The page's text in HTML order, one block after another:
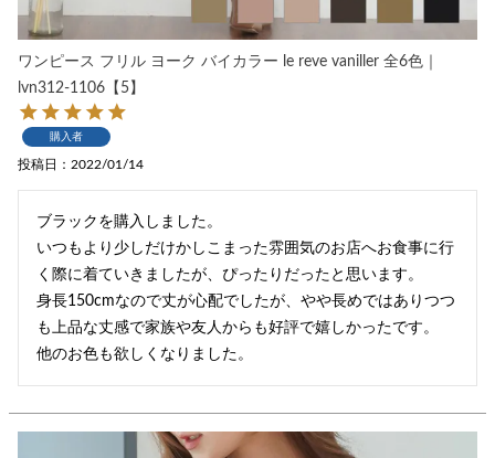
ワンピース フリル ヨーク バイカラー le reve vaniller 全6色｜
lvn312-1106【5】
購入者
投稿日 2022/01/14
ブラックを購入しました。
いつもより少しだけかしこまった雰囲気のお店へお食事に行
く際に着ていきましたが、ぴったりだったと思います。
身長150cmなので丈が心配でしたが、やや長めではありつつ
も上品な丈感で家族や友人からも好評で嬉しかったです。
他のお色も欲しくなりました。